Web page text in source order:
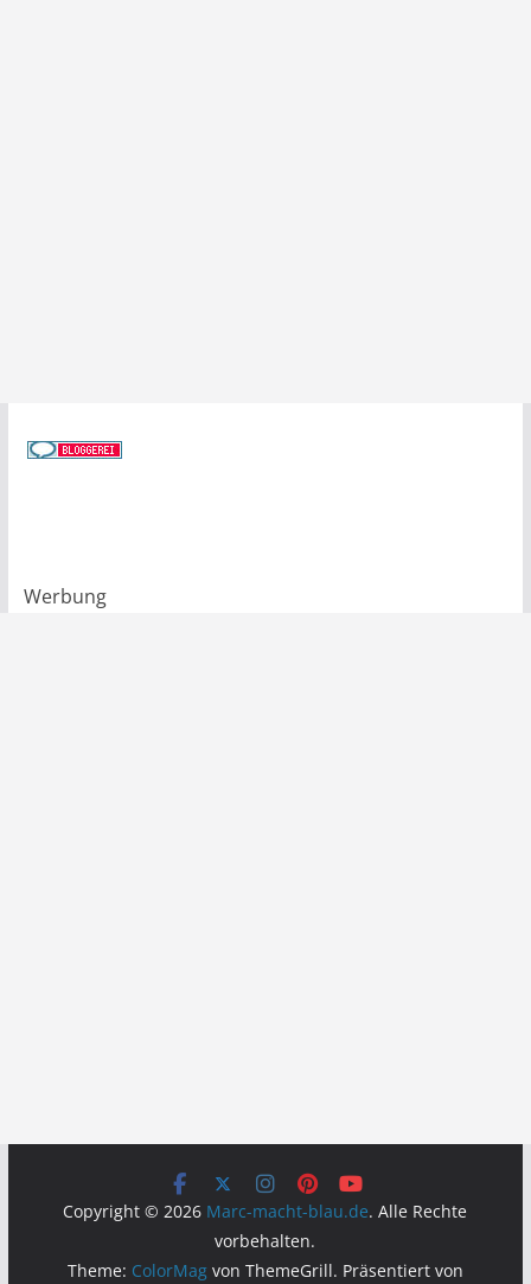
Werbung
Copyright © 2026 Marc-macht-blau.de. Alle Rechte
vorbehalten.
Theme: ColorMagvon ThemeGrill. Präsentiert von